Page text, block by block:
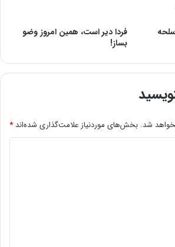
فردا دیر است، همین امروز وضو
بساز!
شد. بخش‌های موردنیاز علامت‌گذاری شده‌اند *